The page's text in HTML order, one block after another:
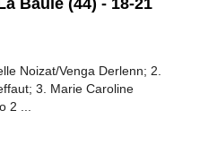
Baule (44) - 18-21
Noizat/Venga Derlenn; 2.
3. Marie Caroline
2 ...